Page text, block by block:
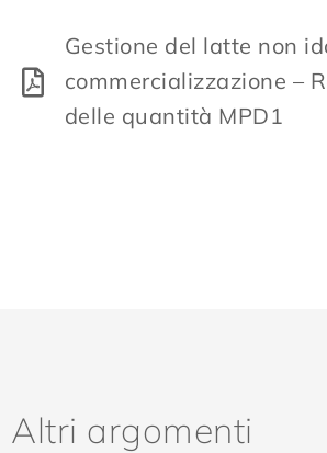
Gestione del latte non
commercializzazione –
delle quantità MPD1
Altri argomenti